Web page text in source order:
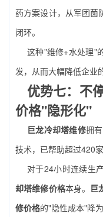
药方案设计，从军团菌
闭环。
这种"维修+水处理"
发，从而大幅降低企业
优势七：不
价格"隐形化"
巨龙冷却塔维修拥
技术，已帮助超过420
对于24小时连续生
却塔维修价格本身。 巨
修价格的"隐性成本"降为